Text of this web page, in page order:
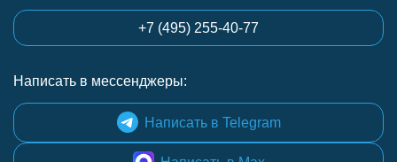
+7 (495) 255-40-77
Написать в мессенджеры:
Написать в Telegram